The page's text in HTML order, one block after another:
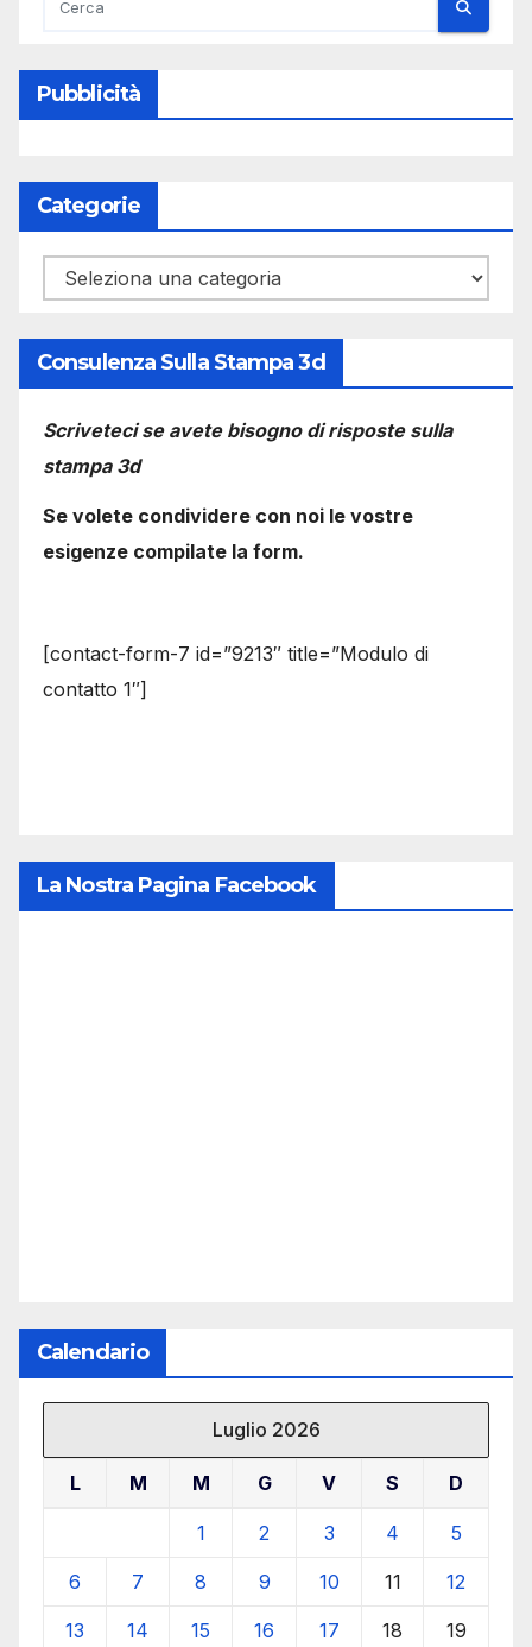
Pubblicità
Categorie
Categorie
Consulenza Sulla Stampa 3d
Scriveteci se avete bisogno di risposte sulla
stampa 3d
Se volete condividere con noi le vostre
esigenze compilate la form.
[contact-form-7 id=”9213″ title=”Modulo di
contatto 1″]
La Nostra Pagina Facebook
Calendario
Luglio 2026
L M M G V S D
1 2 3 4 5
6 7 8 9 10 11 12
13 14 15 16 17 18 19